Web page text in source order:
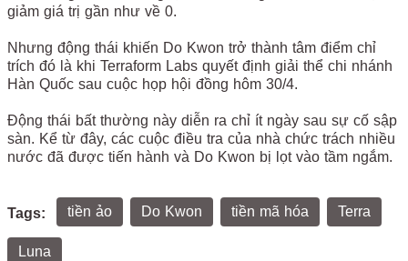
giảm giá trị gần như về 0.
Nhưng động thái khiến Do Kwon trở thành tâm điểm chỉ
trích đó là khi Terraform Labs quyết định giải thể chi nhánh
Hàn Quốc sau cuộc họp hội đồng hôm 30/4.
Động thái bất thường này diễn ra chỉ ít ngày sau sự cố sập
sàn. Kể từ đây, các cuộc điều tra của nhà chức trách nhiều
nước đã được tiến hành và Do Kwon bị lọt vào tầm ngắm.
Tags: tiền ảo Do Kwon tiền mã hóa Terra
Luna